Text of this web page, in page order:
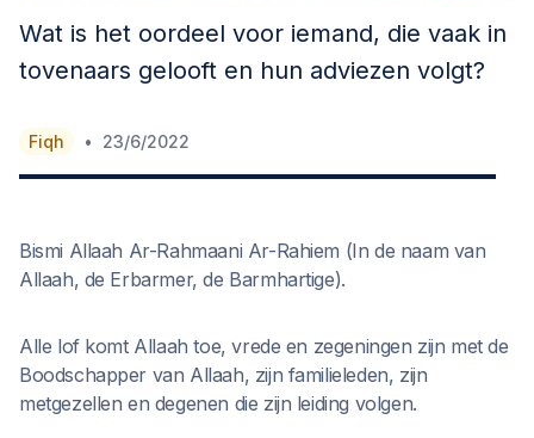
Wat is het oordeel voor iemand, die vaak in
tovenaars gelooft en hun adviezen volgt?
Fiqh • 23/6/2022
Bismi Allaah Ar-Rahmaani Ar-Rahiem (In de naam van
Allaah, de Erbarmer, de Barmhartige).
Alle lof komt Allaah toe, vrede en zegeningen zijn met de
Boodschapper van Allaah, zijn familieleden, zijn
metgezellen en degenen die zijn leiding volgen.